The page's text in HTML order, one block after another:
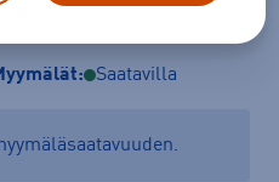
Saatavilla